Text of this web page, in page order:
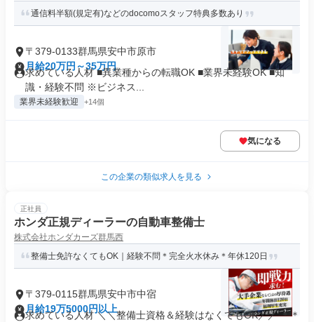
通信料半額(規定有)などのdocomoスタッフ特典多数あり
〒379-0133群馬県安中市原市
月給20万円～35万円
求めている人材 ■異業種からの転職OK ■業界未経験OK ■知
識・経験不問 ※ビジネス...
業界未経験歓迎 +14個
気になる
この企業の類似求人を見る
正社員
ホンダ正規ディーラーの自動車整備士
株式会社ホンダカーズ群馬西
整備士免許なくてもOK｜経験不問＊完全火水休み＊年休120日
〒379-0115群馬県安中市中宿
月給19万5000円以上
求めている人材 ＼＼整備士資格＆経験はなくてもOK／／ ＊＊